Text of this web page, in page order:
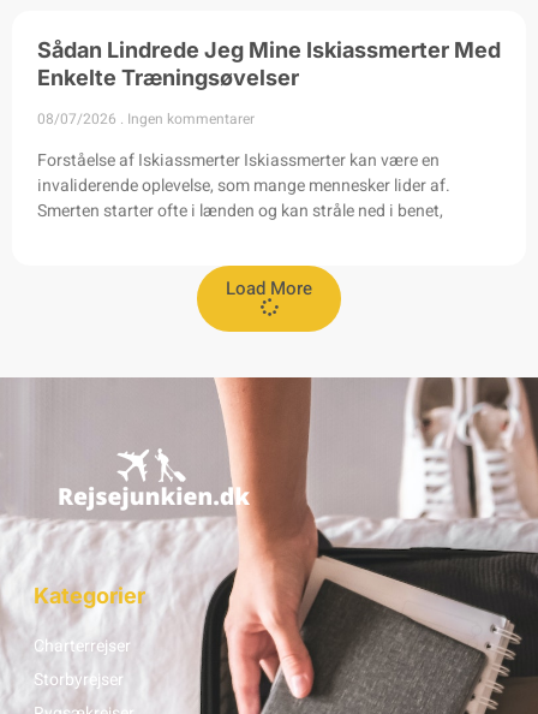
Sådan Lindrede Jeg Mine Iskiassmerter Med
Enkelte Træningsøvelser
08/07/2026 Ingen kommentarer
Forståelse af Iskiassmerter Iskiassmerter kan være en
invaliderende oplevelse, som mange mennesker lider af.
Smerten starter ofte i lænden og kan stråle ned i benet,
Load More
Kategorier
Charterrejser
Storbyrejser